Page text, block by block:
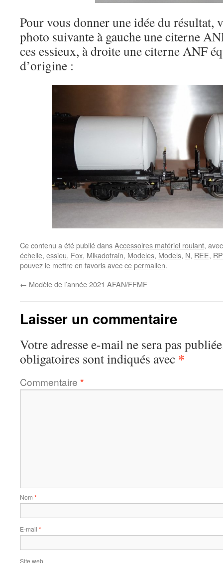
Pour vous donner une idée du résultat,
photo suivante à gauche une citerne
ces essieux, à droite une citerne ANF
d’origine :
Ce contenu a été publié dansAccessoires matériel roulant,
échelle, essieu, Fox, Mikadotrain, Modeles, Models, N, REE,
pouvez le mettre en favoris avecce permalien.
← Modèle de l’année 2021 AFAN/FFMF
Laisser un commentaire
Votre adresse e-mail ne sera pas
obligatoires sont indiqués avec *
Commentaire *
Nom *
E-mail *
Site web